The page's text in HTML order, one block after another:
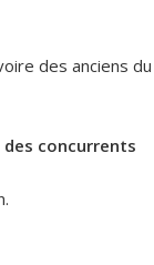
des anciens du
concurrents